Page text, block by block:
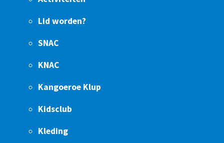
Lid worden?
SNAC
KNAC
Kangoeroe Klup
Kidsclub
Kleding